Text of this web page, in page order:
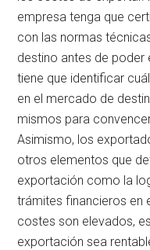
empresa tenga que
con las normas
destino antes de poder
tiene que identificar
en el mercado de
mismos para
Asimismo, los
otros elementos que
exportación como la
trámites financieros en
costes son elevados,
exportación sea